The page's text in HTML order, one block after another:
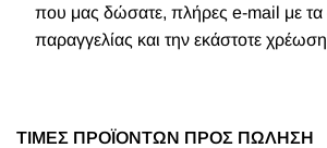
που μας δώσατε, πλήρες e-mail με τα
παραγγελίας και την εκάστοτε
ΤΙΜΕΣ ΠΡΟΪΟΝΤΩΝ ΠΡΟΣ ΠΩΛΗΣΗ